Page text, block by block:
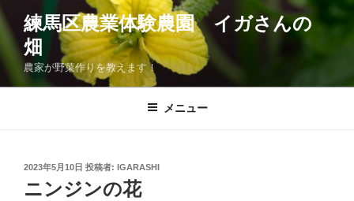
コ
ン
ツ
練馬区農業体験農園 イガさんの
畑
農家が野菜作りを教えます！
メニュー
投
日:
2023年5月10日 投稿者: IGARASHI
ニンジンの花